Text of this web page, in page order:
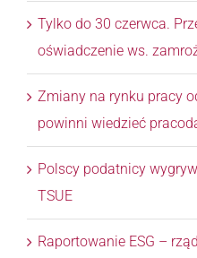
Tylko do 30 czerwca.
oświadczenie ws.
Zmiany na rynku pracy
powinni wiedzieć
Polscy podatnicy
TSUE
Raportowanie ESG –